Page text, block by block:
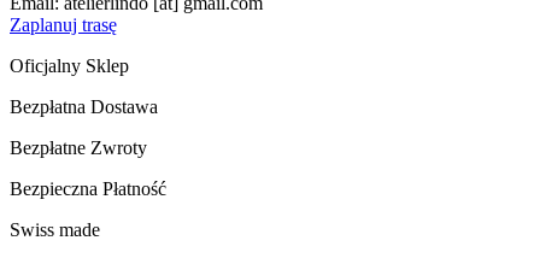
Zaplanuj trasę
Oficjalny Sklep
Bezpłatna Dostawa
Bezpłatne Zwroty
Bezpieczna Płatność
Swiss made